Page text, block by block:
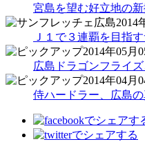
宮島を望む好立地の
2014
Ｊ１で３連覇を目指
2014年05月
広島ドラゴンフライ
2014年04月
侍ハードラー、広島